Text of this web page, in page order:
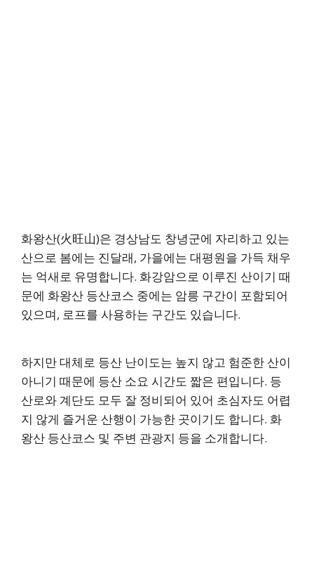
화왕산(火旺山)은 경상남도 창녕군에 자리하고 있는
산으로 봄에는 진달래, 가을에는 대평원을 가득 채우
는 억새로 유명합니다. 화강암으로 이루진 산이기 때
문에 화왕산 등산코스 중에는 암릉 구간이 포함되어
있으며, 로프를 사용하는 구간도 있습니다.
하지만 대체로 등산 난이도는 높지 않고 험준한 산이
아니기 때문에 등산 소요 시간도 짧은 편입니다. 등
산로와 계단도 모두 잘 정비되어 있어 초심자도 어렵
지 않게 즐거운 산행이 가능한 곳이기도 합니다. 화
왕산 등산코스 및 주변 관광지 등을 소개합니다.